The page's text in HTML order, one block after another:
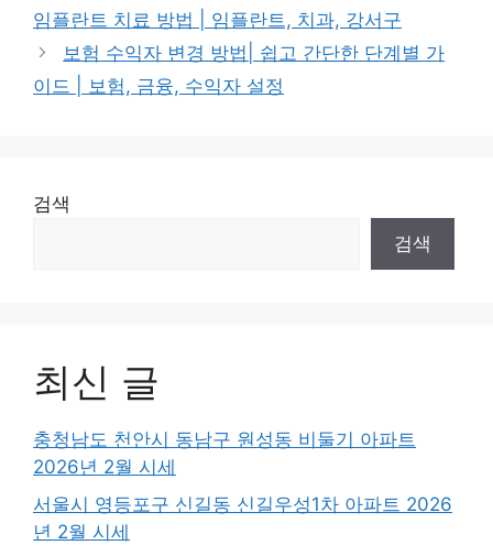
임플란트 치료 방법 | 임플란트, 치과, 강서구
보험 수익자 변경 방법| 쉽고 간단한 단계별 가
이드 | 보험, 금융, 수익자 설정
검색
검색
최신 글
충청남도 천안시 동남구 원성동 비둘기 아파트
2026년 2월 시세
서울시 영등포구 신길동 신길우성1차 아파트 2026
년 2월 시세